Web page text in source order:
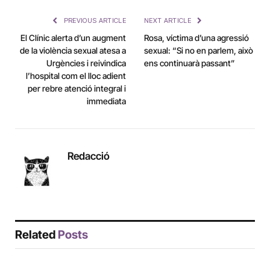
PREVIOUS ARTICLE
El Clínic alerta d’un augment
de la violència sexual atesa a
Urgències i reivindica
l’hospital com el lloc adient
per rebre atenció integral i
immediata
NEXT ARTICLE
Rosa, víctima d’una agressió
sexual: “Si no en parlem, això
ens continuarà passant”
Redacció
Related Posts